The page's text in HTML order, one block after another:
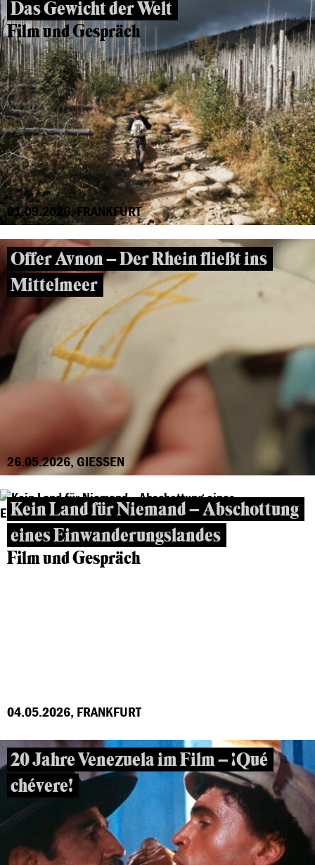
Das Gewicht der Welt
Film und Gespräch
01.09.2026, FRANKFURT
Offer Avnon – Der Rhein fließt ins
Mittelmeer
26.05.2026, GIESSEN
Kein Land für Niemand – Abschottung
eines Einwanderungslandes
Film und Gespräch
04.05.2026, FRANKFURT
20 Jahre Venezuela im Film – ¡Qué
chévere!